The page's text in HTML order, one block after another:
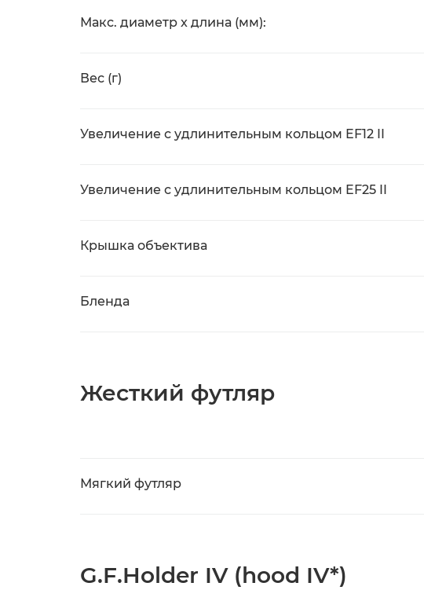
Макс. диаметр x длина (мм):
Вес (г)
Увеличение с удлинительным кольцом EF12 II
Увеличение с удлинительным кольцом EF25 II
Крышка объектива
Бленда
Жесткий футляр
Мягкий футляр
G.F.Holder IV (hood IV*)